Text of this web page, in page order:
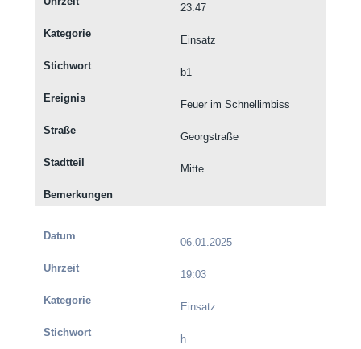
23:47
Einsatz
b1
Feuer im Schnellimbiss
Georgstraße
Mitte
06.01.2025
19:03
Einsatz
h